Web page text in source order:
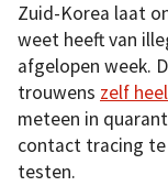
Zuid-Korea laat
weet heeft van
afgelopen week.
trouwens zelf
meteen in
contact tracing
testen.